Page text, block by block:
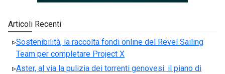
Articoli Recenti
Sostenibilità, la raccolta fondi online del Revel Sailing
Team per completare Project X
Aster, al via la pulizia dei torrenti genovesi: il piano di